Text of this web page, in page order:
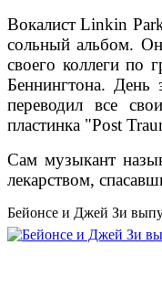
Вокалист Linkin
сольный альбом. Он
своего коллеги по
Беннингтона.
переводил все
пластинка "Post
Сам музыкант
лекарством,
Бейонсе и Джей Зи